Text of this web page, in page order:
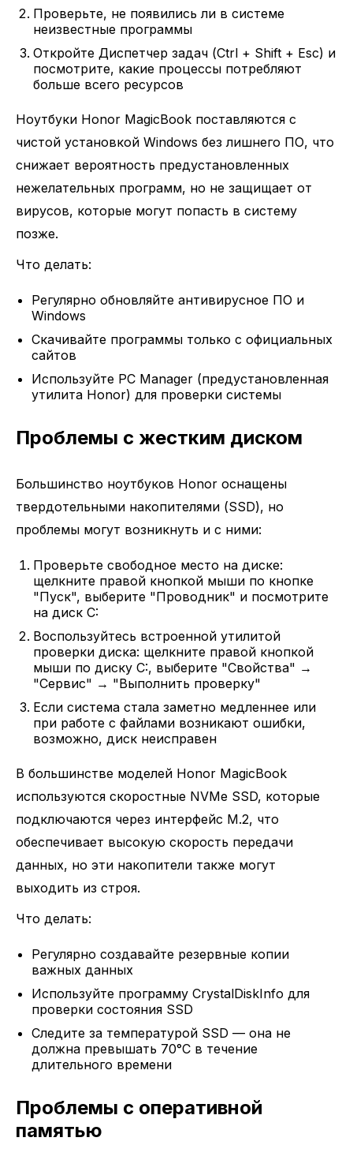
Проверьте, не появились ли в системе
неизвестные программы
Откройте Диспетчер задач (Ctrl + Shift + Esc) и
посмотрите, какие процессы потребляют
больше всего ресурсов
Ноутбуки Honor MagicBook поставляются с
чистой установкой Windows без лишнего ПО, что
снижает вероятность предустановленных
нежелательных программ, но не защищает от
вирусов, которые могут попасть в систему
позже.
Что делать:
Регулярно обновляйте антивирусное ПО и
Windows
Скачивайте программы только с официальных
сайтов
Используйте PC Manager (предустановленная
утилита Honor) для проверки системы
Проблемы с жестким диском
Большинство ноутбуков Honor оснащены
твердотельными накопителями (SSD), но
проблемы могут возникнуть и с ними:
Проверьте свободное место на диске:
щелкните правой кнопкой мыши по кнопке
"Пуск", выберите "Проводник" и посмотрите
на диск C:
Воспользуйтесь встроенной утилитой
проверки диска: щелкните правой кнопкой
мыши по диску C:, выберите "Свойства" →
"Сервис" → "Выполнить проверку"
Если система стала заметно медленнее или
при работе с файлами возникают ошибки,
возможно, диск неисправен
В большинстве моделей Honor MagicBook
используются скоростные NVMe SSD, которые
подключаются через интерфейс M.2, что
обеспечивает высокую скорость передачи
данных, но эти накопители также могут
выходить из строя.
Что делать:
Регулярно создавайте резервные копии
важных данных
Используйте программу CrystalDiskInfo для
проверки состояния SSD
Следите за температурой SSD — она не
должна превышать 70°C в течение
длительного времени
Проблемы с оперативной
памятью